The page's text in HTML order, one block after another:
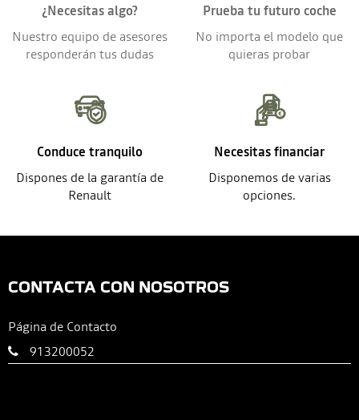
¿Necesitas algo?
Nuestro equipo de asesores
responderán tus dudas
Prueba tu futuro coche
No importa el modelo que
quieras probar
Conduce tranquilo
Dispones de la garantía de
Renault
Necesitas financiar
Disponemos de varias
opciones.
CONTACTA CON NOSOTROS
Página de Contacto
913200052